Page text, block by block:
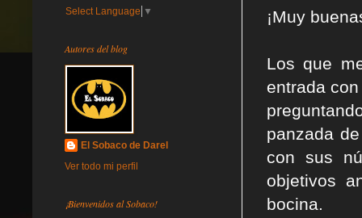
¡Muy
Los que
entrada
panzada
con sus
objetivos
bocina.
Select Language ▼
Autores del blog
El Sobaco de Darel
Ver todo mi perfil
¡Bienvenidos al Sobaco!